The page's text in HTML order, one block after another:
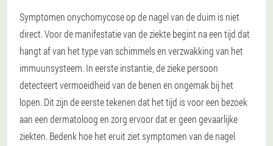
Symptomen onychomycose op de nagel van de duim is niet
direct. Voor de manifestatie van de ziekte begint na een tijd dat
hangt af van het type van schimmels en verzwakking van het
immuunsysteem. In eerste instantie, de zieke persoon
detecteert vermoeidheid van de benen en ongemak bij het
lopen. Dit zijn de eerste tekenen dat het tijd is voor een bezoek
aan een dermatoloog en zorg ervoor dat er geen gevaarlijke
ziekten. Bedenk hoe het eruit ziet symptomen van de nagel